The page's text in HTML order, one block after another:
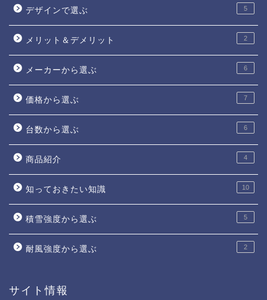
デザインで選ぶ 5
メリット＆デメリット 2
メーカーから選ぶ 6
価格から選ぶ 7
台数から選ぶ 6
商品紹介 4
知っておきたい知識 10
積雪強度から選ぶ 5
耐風強度から選ぶ 2
サイト情報